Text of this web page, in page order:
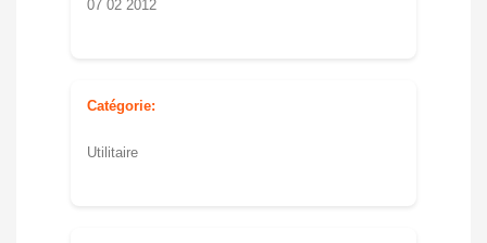
07 02 2012
Catégorie:
Utilitaire